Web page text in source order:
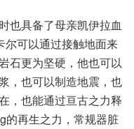
也具备了母亲凯伊拉血
尔可以通过接触地面来
石更为坚硬，他也可以
，也可以制造地震，也
，也能通过亘古之力释
的再生之力，常规器脏